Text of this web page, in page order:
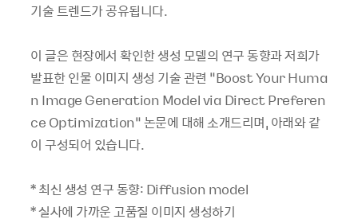
기술 트렌드가 공유됩니다.
이 글은 현장에서 확인한 생성 모델의 연구 동향과 저희가
발표한 인물 이미지 생성 기술 관련 “Boost Your Huma
n Image Generation Model via Direct Preferen
ce Optimization” 논문에 대해 소개드리며, 아래와 같
이 구성되어 있습니다.
* 최신 생성 연구 동향: Diffusion model
* 실사에 가까운 고품질 이미지 생성하기